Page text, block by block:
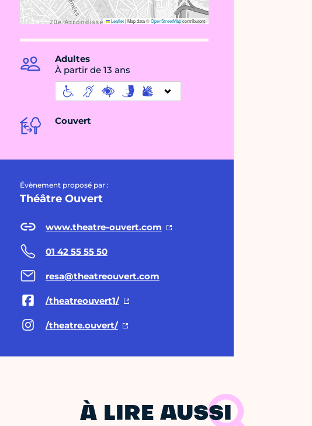
Leaflet|Map data ©OpenStreetMapcontributors
Adultes
À partir de 13 ans
Couvert
Évènement proposé par :
Théâtre Ouvert
www.theatre-ouvert.com
01 42 55 55 50
resa@theatreouvert.com
/theatreouvert1/
/theatre.ouvert/
À LIRE AUSSI